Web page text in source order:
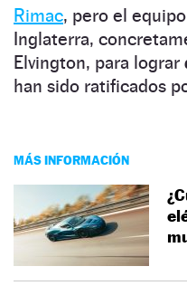
Rimac, pero el
Inglaterra,
Elvington, para lograr
han sido ratificados
MÁS INFORMACIÓN